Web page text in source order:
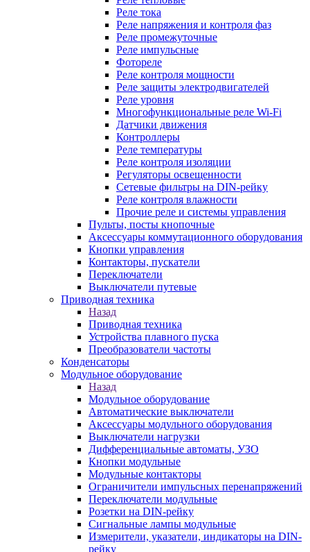
Реле тока
Реле напряжения и контроля фаз
Реле промежуточные
Реле импульсные
Фотореле
Реле контроля мощности
Реле защиты электродвигателей
Реле уровня
Многофункциональные реле Wi-Fi
Датчики движения
Контроллеры
Реле температуры
Реле контроля изоляции
Регуляторы освещенности
Сетевые фильтры на DIN-рейку
Реле контроля влажности
Прочие реле и системы управления
Пульты, посты кнопочные
Аксессуары коммутационного оборудования
Кнопки управления
Контакторы, пускатели
Переключатели
Выключатели путевые
Приводная техника
Назад
Приводная техника
Устройства плавного пуска
Преобразователи частоты
Конденсаторы
Модульное оборудование
Назад
Модульное оборудование
Автоматические выключатели
Аксессуары модульного оборудования
Выключатели нагрузки
Дифференциальные автоматы, УЗО
Кнопки модульные
Модульные контакторы
Ограничители импульсных перенапряжений
Переключатели модульные
Розетки на DIN-рейку
Сигнальные лампы модульные
Измерители, указатели, индикаторы на DIN-
рейку